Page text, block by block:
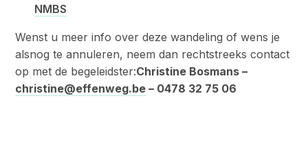
NMBS
Wenst u meer info over deze wandeling of wens je
alsnog te annuleren, neem dan rechtstreeks contact
op met de begeleidster:Christine Bosmans –
christine@effenweg.be – 0478 32 75 06